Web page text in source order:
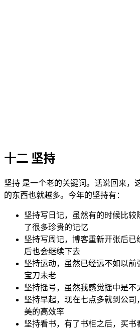
十二 坚持
坚持 是一个老的关键词。话说回来，
的东西也就越多。今年的坚持有：
坚持写日记，虽然有的时候比较
了很多珍贵的记忆
坚持写周记，博客重新开张后已
后也会继续下去
坚持运动，虽然已经远不如以前
宝刀未老
坚持摇号，虽然我感觉摇中是不
坚持早起，现在七点多就到公司
美的高效率
坚持看书，有了书柜之后，买书